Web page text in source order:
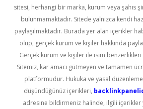
sitesi, herhangi bir marka, kurum veya şahıs
bulunmamaktadır. Sitede yalnızca kendi
paylaşılmaktadır. Burada yer alan içerikler
olup, gerçek kurum ve kişiler hakkında
Gerçek kurum ve kişiler ile isim
Sitemiz, kar amacı gütmeyen ve tamamen
platformudur. Hukuka ve yasal
düşündüğünüz içerikleri,
adresine bildirmeniz halinde, ilgili içerikler